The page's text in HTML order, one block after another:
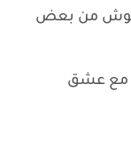
من بعض
مع عشق